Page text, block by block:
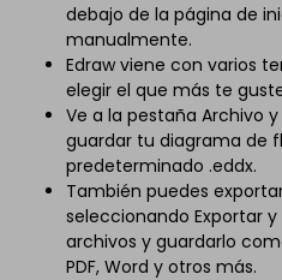
debajo de la página de
manualmente.
Edraw viene con varios
elegir el que más te
Ve a la pestaña Archivo
guardar tu diagrama de
predeterminado .eddx.
También puedes
seleccionando Exportar
archivos y guardarlo
PDF, Word y otros más.